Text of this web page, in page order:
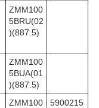
ZMM100
5BRU(02
)(887.5)
ZMM100
5BUA(01
)(887.5)
ZMM100
5900215